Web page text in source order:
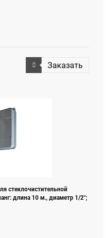
Заказать
стеклочистительной
длина 10 м., диаметр 1/2";